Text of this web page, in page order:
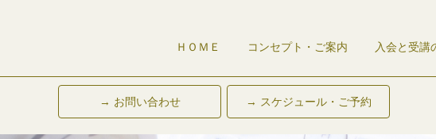
ＨＯＭＥ コンセプト・ご案内 入会と受講
→ お問い合わせ → スケジュール・ご予約